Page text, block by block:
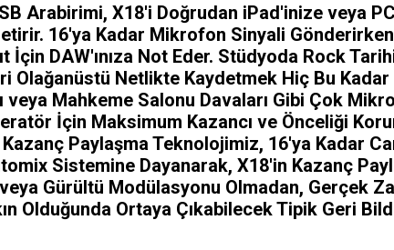
Arabirimi, X18'i Doğrudan iPad'inize veya
16'ya Kadar Mikrofon Sinyali
İçin DAW'ınıza Not Eder. Stüdyoda Rock
Olağanüstü Netlikte Kaydetmek Hiç Bu Kadar
veya Mahkeme Salonu Davaları Gibi Çok
İçin Maksimum Kazancı ve Önceliği
Paylaşma Teknolojimiz, 16'ya Kadar
Sistemine Dayanarak, X18'in Kazanç
Gürültü Modülasyonu Olmadan, Gerçek
Olduğunda Ortaya Çıkabilecek Tipik Geri